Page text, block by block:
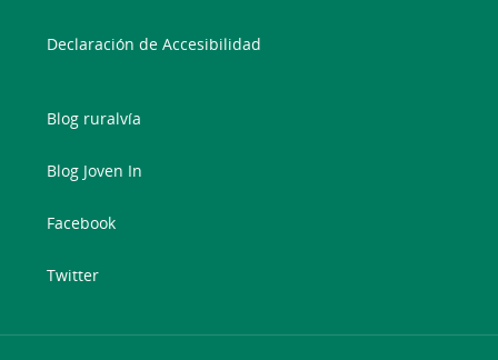
Declaración de Accesibilidad
Blog ruralvía
Blog Joven In
Facebook
Twitter